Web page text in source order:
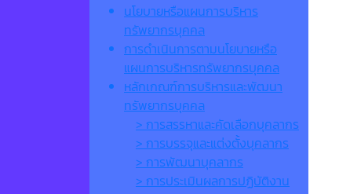
นโยบายหรือแผนการบริหาร
ทรัพยากรบุคคล
การดำเนินการตามนโยบายหรือ
แผนการบริหารทรัพยากรบุคคล
หลักเกณฑ์การบริหารและพัฒนา
ทรัพยากรบุคคล
> การสรรหาและคัดเลือกบุคลากร
> การบรรจุและแต่งตั้งบุคลากร
> การพัฒนาบุคลากร
> การประเมินผลการปฏิบัติงาน